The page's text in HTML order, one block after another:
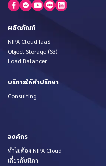
ผลิตภัณฑ์
NIPA Cloud IaaS
Object Storage (S3)
Load Balancer
บริการให้คำปรึกษา
Consulting
องค์กร
ทำไมต้อง NIPA Cloud
เกี่ยวกับนิภา